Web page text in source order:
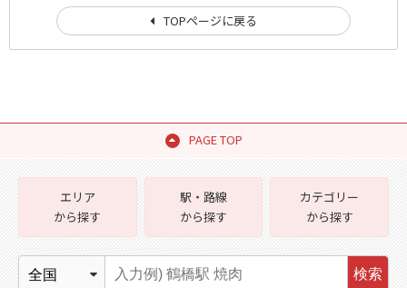
TOPページに戻る
PAGE TOP
エリア
から探す
駅・路線
から探す
カテゴリー
から探す
検索